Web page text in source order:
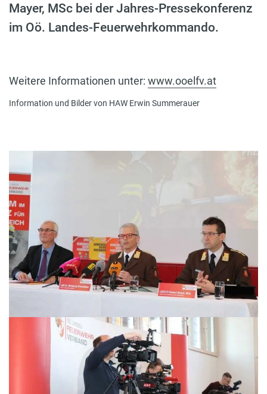
Mayer, MSc bei der Jahres-Pressekonferenz
im Oö. Landes-Feuerwehrkommando.
Weitere Informationen unter: www.ooelfv.at
Information und Bilder von HAW Erwin Summerauer